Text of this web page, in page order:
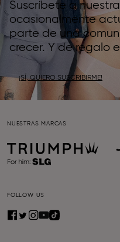
Suscríbete a
ocasionalmente
parte de una
crecer. Y de regalo
¡SÍ, QUIERO SUSCRIBIRME!
NUESTRAS MARCAS
FOLLOW US